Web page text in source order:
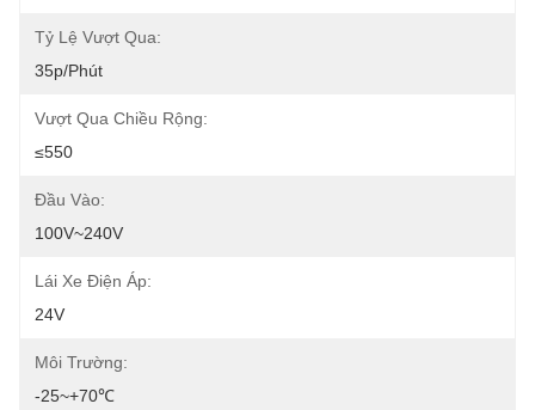
Tỷ Lệ Vượt Qua:
35p/phút
Vượt Qua Chiều Rộng:
≤550
Đầu Vào:
100V~240V
Lái Xe Điện Áp:
24V
Môi Trường:
-25~+70℃